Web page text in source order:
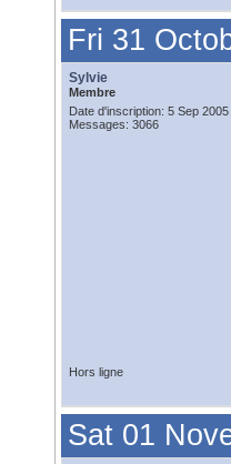
Fri 31
Sylvie
Membre
Date d'inscription: 5 Sep 2005
Messages: 3066
Hors ligne
Sat 01